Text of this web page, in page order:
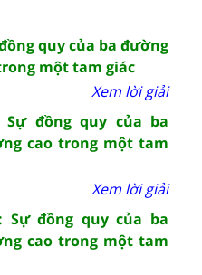
quy của ba đường
một tam giác
Xem lời giải
Sự đồng quy của ba
cao trong một tam
Xem lời giải
Sự đồng quy của ba
cao trong một tam